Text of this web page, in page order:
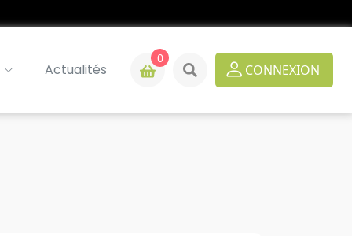
Actualités
0
CONNEXION